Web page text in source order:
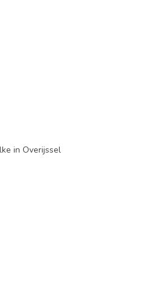
in Overijssel